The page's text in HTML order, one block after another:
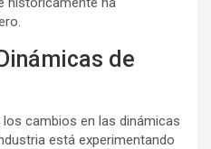
de
cambios en las dinámicas
está experimentando